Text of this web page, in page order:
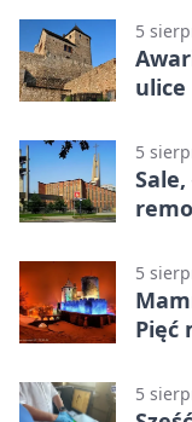
5
ulice
5
5
Pięć
5